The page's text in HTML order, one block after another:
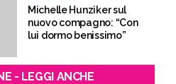
Michelle Hunziker sul
nuovo compagno: “Con
lui dormo benissimo”
- LEGGI ANCHE